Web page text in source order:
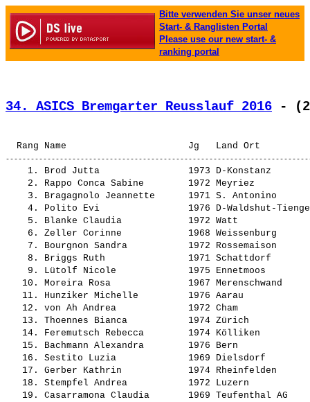
Bitte verwenden Sie unser neues
Start- & Ranglisten Portal
Please use our new start- &
ranking portal
34. ASICS Bremgarter Reusslauf 2016 -
    1.
Brod Jutta
1973 D-Konstanz
    2.
Rappo Conca Sabine
1972 Meyriez
    3.
Bragagnolo Jeannette
1971 S.
    4.
Polito Evi
1976 D-Waldshut-
    5.
Blanke Claudia
1972 Watt
    6.
Zeller Corinne
1968
    7.
Bourgnon Sandra
1972
    8.
Briggs Ruth
1971 Schattdorf
    9.
Lütolf Nicole
1975 Ennetmoos
   10.
Moreira Rosa
1967
   11.
Hunziker Michelle
1976 Aarau
   12.
von Ah Andrea
1972 Cham
   13.
Thoennes Bianca
1974 Zürich
   14.
Feremutsch Rebecca
1974 Kölliken
   15.
Bachmann Alexandra
1976 Bern
   16.
Sestito Luzia
1969 Dielsdorf
   17.
Gerber Kathrin
1974 Rheinfelden
   18.
Stempfel Andrea
1972 Luzern
   19.
Casarramona Claudia
1969 Teufenthal